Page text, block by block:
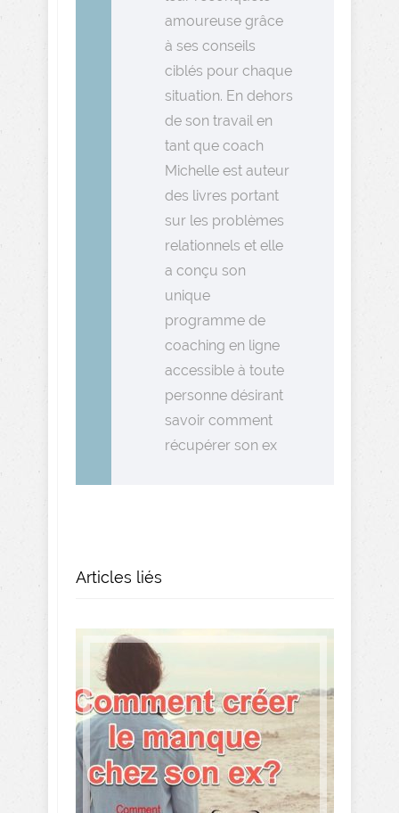
amoureuse grâce
à ses conseils
ciblés pour chaque
situation. En dehors
de son travail en
tant que coach
Michelle est auteur
des livres portant
sur les problèmes
relationnels et elle
a conçu son
unique
programme de
coaching en ligne
accessible à toute
personne désirant
savoir comment
récupérer son ex
Articles liés